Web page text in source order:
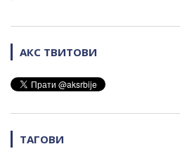
АКС ТВИТОВИ
ТАГОВИ